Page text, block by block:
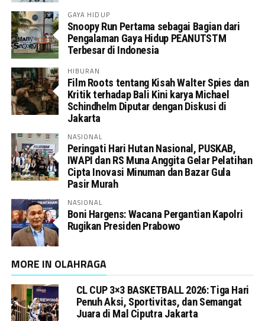
GAYA HIDUP
Snoopy Run Pertama sebagai Bagian dari
Pengalaman Gaya Hidup PEANUTSTM
Terbesar di Indonesia
HIBURAN
Film Roots tentang Kisah Walter Spies dan
Kritik terhadap Bali Kini karya Michael
Schindhelm Diputar dengan Diskusi di
Jakarta
NASIONAL
Peringati Hari Hutan Nasional, PUSKAB,
IWAPI dan RS Muna Anggita Gelar Pelatihan
Cipta Inovasi Minuman dan Bazar Gula
Pasir Murah
NASIONAL
Boni Hargens: Wacana Pergantian Kapolri
Rugikan Presiden Prabowo
MORE IN OLAHRAGA
CL CUP 3×3 BASKETBALL 2026: Tiga Hari
Penuh Aksi, Sportivitas, dan Semangat
Juara di Mal Ciputra Jakarta